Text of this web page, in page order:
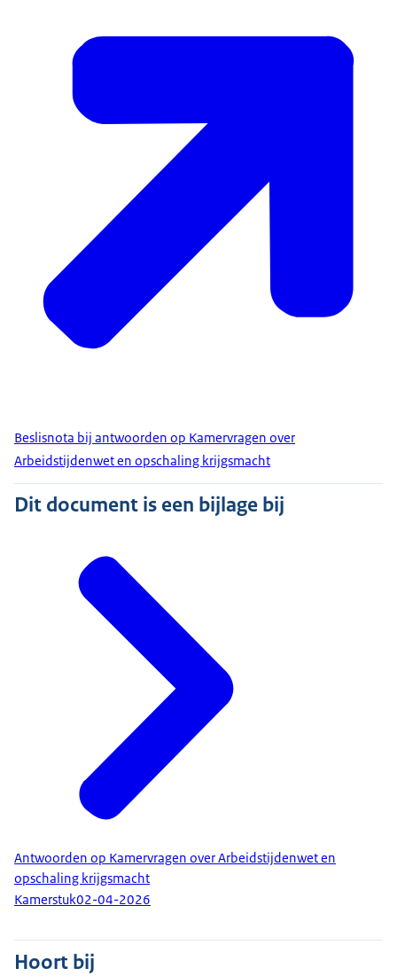
Beslisnota bij antwoorden op Kamervragen over
Arbeidstijdenwet en opschaling krijgsmacht
Dit document is een bijlage bij
Antwoorden op Kamervragen over Arbeidstijdenwet en
opschaling krijgsmacht
Kamerstuk02-04-2026
Hoort bij